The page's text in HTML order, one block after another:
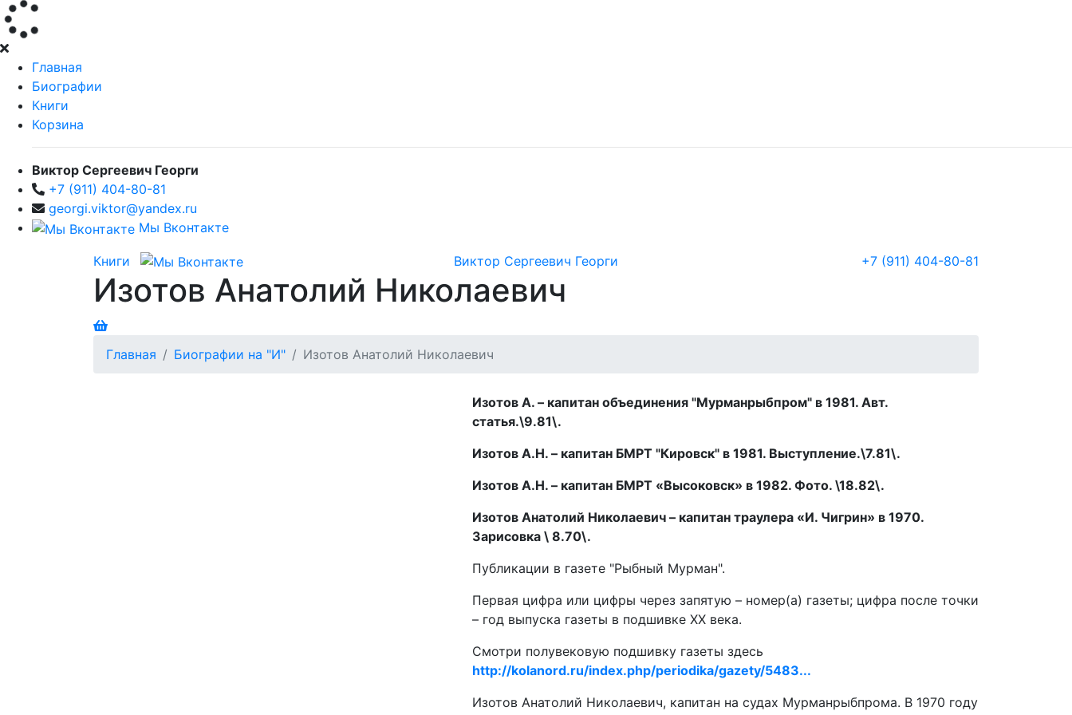
Главная
Биографии
Книги
Корзина
Виктор Сергеевич Георги
+7 (911) 404-80-81
georgi.viktor@yandex.ru
Мы Вконтакте
Книги Виктор Сергеевич Георги +7 (911) 404-80-81
Изотов Анатолий Николаевич
Главная Биографии на "И" Изотов Анатолий Николаевич
Изотов А. – капитан объединения "Мурманрыбпром" в 1981. Авт.
статья.\9.81\.
Изотов А.Н. – капитан БМРТ "Кировск" в 1981. Выступление.\7.81\.
Изотов А.Н. – капитан БМРТ «Высоковск» в 1982. Фото. \18.82\.
Изотов Анатолий Николаевич – капитан траулера «И. Чигрин» в 1970.
Зарисовка \ 8.70\.
Публикации в газете "Рыбный Мурман".
Первая цифра или цифры через запятую – номер(а) газеты; цифра после точки
– год выпуска газеты в подшивке ХХ века.
Смотри полувековую подшивку газеты здесь
http://kolanord.ru/index.php/periodika/gazety/5483...
Изотов Анатолий Николаевич, капитан на судах Мурманрыбпрома. В 1970 году